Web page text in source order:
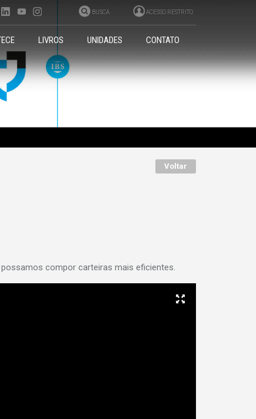
BUSCA ACESSO RESTRITO
LIVROS UNIDADES CONTATO
Voltar
compor carteiras mais eficientes.